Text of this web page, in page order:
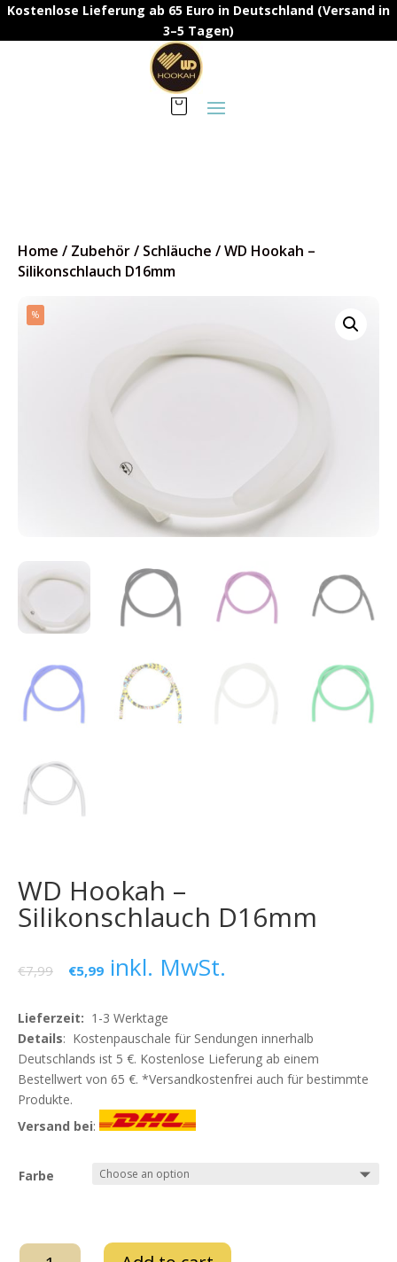
Kostenlose Lieferung ab 65 Euro in Deutschland (Versand in
3–5 Tagen)
Home / Zubehör/ Schläuche /WD Hookah –
Silikonschlauch D16mm
%
WD Hookah –
Silikonschlauch D16mm
€7,99 €5,99 inkl. MwSt.
Lieferzeit: 1-3 Werktage
Details: Kostenpauschale für Sendungen innerhalb
Deutschlands ist 5 €. Kostenlose Lieferung ab einem
Bestellwert von 65 €. *Versandkostenfrei auch für bestimmte
Produkte.
Versand bei:
Farbe
WD